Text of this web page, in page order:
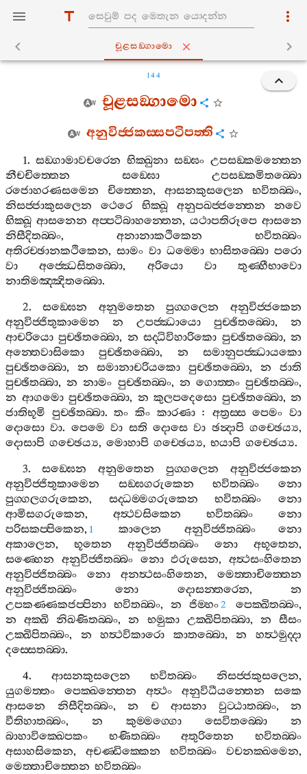
චූළසඞ‍්ගාමො
144
චූළසඞ‍්ගාමො
අනුවිජ‍්ජකස‍්සපටිපත‍්ති
1.සඞ‍්ගාමාවචරෙන භික‍්ඛුනා සඞ‍්ඝං උපසඞ‍්කමන‍්තෙන
නීචචිත‍්තෙන
සඞ‍්ඝො
උපසඞ‍්කමිතබ‍්බො
රජොහරණසමෙන
චිත‍්තෙන, ආසනකුසලෙන භවිතබ‍්බං,
නිසජ‍්ජාකුසලෙන
ථෙරෙ භික‍්ඛූ අනුපඛජ‍්ජන‍්තෙන
නවෙ
භික‍්ඛූ ආසනෙන අප‍්පටිබාහන‍්තෙන, යථාපතිරූපෙ ආසනෙ
නිසීදිතබ‍්බං, අනානාකථිකෙන
භවිතබ‍්බං
අතිරච‍්ඡානකථිකෙන, සාමං වා ධම‍්මො භාසිතබ‍්බො පරො
වා
අජ‍්ඣෙසිතබ‍්බො, අරියො වා
තුණ‍්හීභාවො
නාතිමඤ‍්ඤිතබ‍්බො.
2.සඞ‍්ඝෙන අනුමතෙන පුග‍්ගලෙන
අනුවිජ‍්ජකෙන
අනුවිජ‍්ජිතුකාමෙන
න උපජ‍්ඣායො පුච‍්ඡිතබ‍්බො, න
ආචරියො පුච‍්ඡිතබ‍්බො, න සද‍්ධිවිහාරිකො පුච‍්ඡිතබ‍්බො,න
අන‍්තෙවාසිකො
පුච‍්ඡිතබ‍්බො, න
සමානුපජ‍්ඣායකො
පුච‍්ඡිතබ‍්බො, න සමානාචරියකො පුච‍්ඡිතබ‍්බො, න
ජාති
පුච‍්ඡිතබ‍්බා,න නාමං පුච‍්ඡිතබ‍්බං, න ගොත‍්තං පුච‍්ඡිතබ‍්බං,
න ආගමො පුච‍්ඡිතබ‍්බො, න කුලපදෙසො පුච‍්ඡිතබ‍්බො, න
ජාතිභූමි පුච‍්ඡිතබ‍්බා.තං කිං කාරණා: අත්‍රස‍්ස පෙමං වා
දොසො වා. පෙමෙ වා සති දොසෙ වා ඡන්‍දාපි ගච‍්ඡෙය්‍ය,
දොසාපි ගච‍්ඡෙය්‍ය, මොහාපි ගච‍්ඡෙය්‍ය, භයාපි ගච‍්ඡෙය්‍ය.
3.සඞ‍්ඝෙන අනුමතෙන පුග‍්ගලෙන
අනුවිජ‍්ජකෙන
අනුවිජ‍්ජිතුකාමෙන
සඞ‍්ඝගරුකෙන භවිතබ‍්බං
නො
පුග‍්ගලගරුකෙන, සද‍්ධම‍්මගරුකෙන භවිතබ‍්බං
නො
ආමිසගරුකෙන, අත්‍ථවසිකෙන භවිතබ‍්බං
නො
පරිසකප‍්පිකෙන, 1 කාලෙන අනුවිජ‍්ජිතබ‍්බං
නො
අකාලෙන, භූතෙන අනුවිජ‍්ජිතබ‍්බං නො අභූතෙන,
සණ‍්හෙන
අනුවිජ‍්ජිතබ‍්බං නො ඵරුසෙන, අත්‍ථසංහිතෙන
අනුවිජ‍්ජිතබ‍්බං
නො අනත්‍ථසංහිතෙන, මෙත‍්තාචිත‍්තෙන
අනුවිජ‍්ජිතබ‍්බං
නො දොසන‍්තරෙන,න
උපකණ‍්ණකජප‍්පිනා භවිතබ‍්බං, න ජිම‍්හං2 පෙක‍්ඛිතබ‍්බං,
න
අක‍්ඛි නිඛණිතබ‍්බං,න භමුකා උක‍්ඛිපිතබ‍්බා, න
සීසං
උක‍්ඛිපිතබ‍්බං, න හත්‍ථවිකාරො කාතබ‍්බො,න
හත්‍ථමුද‍්දා
දස‍්සෙතබ‍්බා.
4. ආසනකුසලෙන භවිතබ‍්බං නිසජ‍්ජකුසලෙන,
යුගමත‍්තං
පෙක‍්ඛන‍්තෙන අත්‍ථං අනුවිධීයන‍්තෙන
සකෙ
ආසනෙ
නිසීදිතබ‍්බං, න ච ආසනා වුට‍්ඨාතබ‍්බං, න
වීතිහාතබ‍්බං, න කුම‍්මග‍්ගො සෙවිතබ‍්බො
න
බාහාවික‍්ඛෙපකං
භණිතබ‍්බං අතුරිතෙන
භවිතබ‍්බං
අසාහසිකෙන, අචණ‍්ඩික‍්කෙන භවිතබ‍්බං වචනක‍්ඛමෙන,
මෙත‍්තාචිත‍්තෙන භවිතබ‍්බං